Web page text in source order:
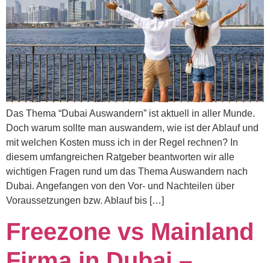
Das Thema “Dubai Auswandern” ist aktuell in aller Munde.
Doch warum sollte man auswandern, wie ist der Ablauf und
mit welchen Kosten muss ich in der Regel rechnen? In
diesem umfangreichen Ratgeber beantworten wir alle
wichtigen Fragen rund um das Thema Auswandern nach
Dubai. Angefangen von den Vor- und Nachteilen über
Voraussetzungen bzw. Ablauf bis […]
Freezone vs Mainland